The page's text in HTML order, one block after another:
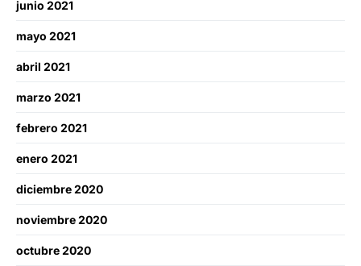
junio 2021
mayo 2021
abril 2021
marzo 2021
febrero 2021
enero 2021
diciembre 2020
noviembre 2020
octubre 2020